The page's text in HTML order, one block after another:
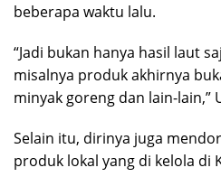
beberapa waktu lalu.
“Jadi bukan hanya hasil laut
misalnya produk akhirnya
minyak goreng dan lain-lain,”
Selain itu, dirinya juga
produk lokal yang di kelola di